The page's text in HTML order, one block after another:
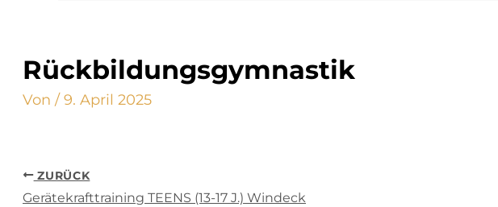
Rückbildungs­­gymnastik
Von /9. April 2025
ZURÜCK
Gerätekrafttraining TEENS (13-17 J.) Windeck